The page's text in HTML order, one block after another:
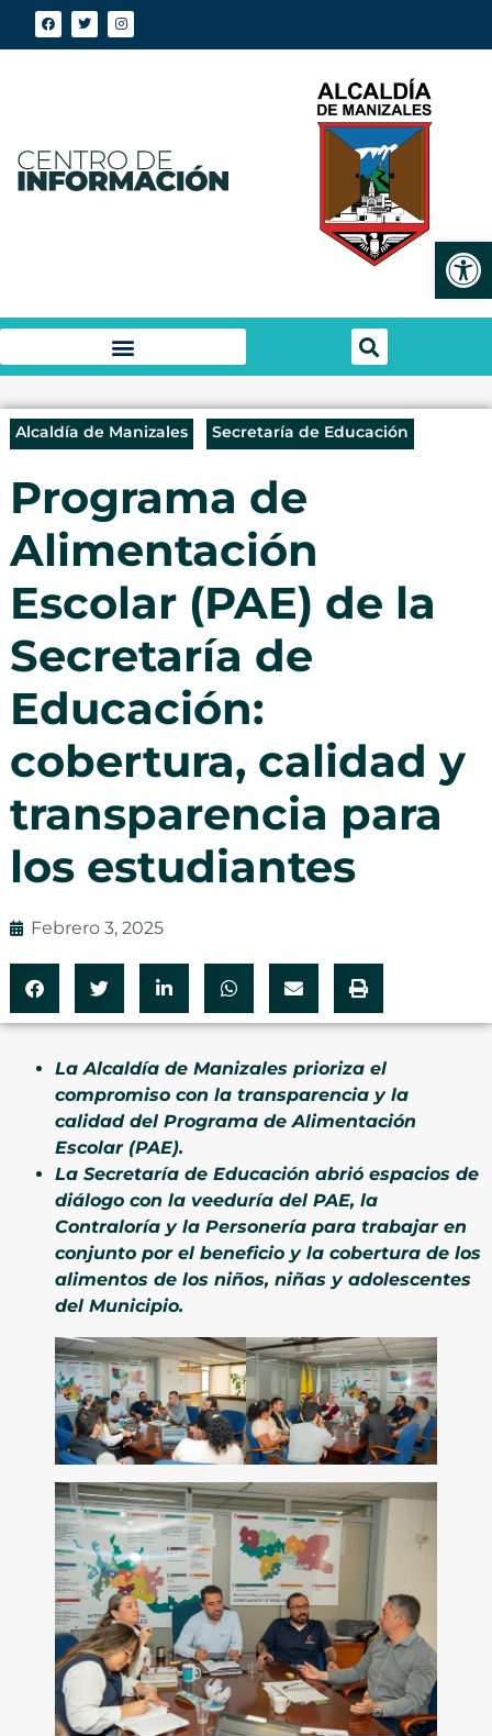
Alcaldía de Manizales Secretaría de Educación
Programa de
Alimentación
Escolar (PAE) de la
Secretaría de
Educación:
cobertura, calidad y
transparencia para
los estudiantes
Febrero 3, 2025
La Alcaldía de Manizales prioriza el
compromiso con la transparencia y la
calidad del Programa de Alimentación
Escolar (PAE).
La Secretaría de Educación abrió espacios de
diálogo con la veeduría del PAE, la
Contraloría y la Personería para trabajar en
conjunto por el beneficio y la cobertura de los
alimentos de los niños, niñas y adolescentes
del Municipio.